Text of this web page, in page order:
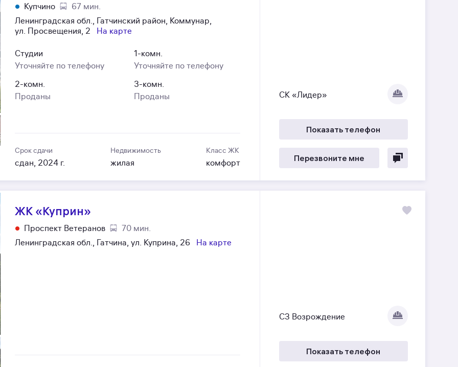
Купчино
67 мин.
Ленинградская обл., Гатчинский район, Коммунар,
ул. Просвещения, 2
На карте
Студии
Уточняйте по телефону
1-комн.
Уточняйте по телефону
2-комн.
Проданы
3-комн.
Проданы
Срок сдачи
сдан, 2024 г.
Недвижимость
жилая
Класс ЖК
комфорт
СК «Лидер»
Показать телефон
Перезвоните мне
ЖК «Куприн»
Проспект Ветеранов
70 мин.
Ленинградская обл., Гатчина, ул. Куприна, 26
На карте
СЗ Возрождение
Показать телефон